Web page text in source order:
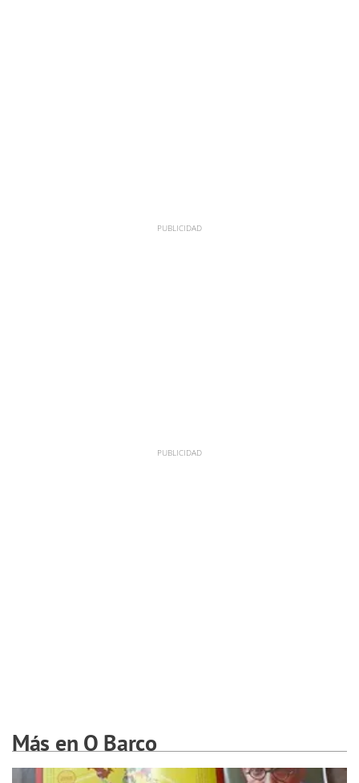
Más en O Barco